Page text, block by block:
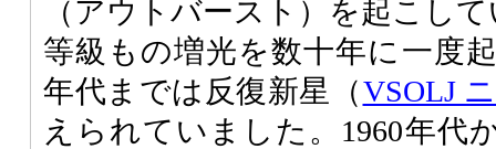
（アウトバースト）を起こし
等級もの増光を数十年に一度
年代までは反復新星（VSOLJ
えられていました。1960年代